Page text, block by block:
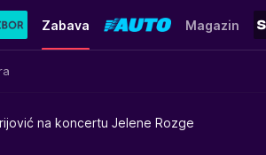
Zabava Magazin
na koncertu Jelene Rozge